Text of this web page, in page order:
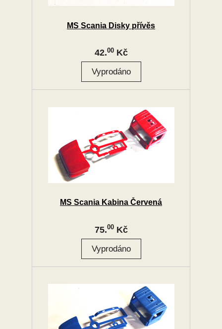
MS Scania Disky přívěs
42.00Kč
MS Scania Kabina Červená
75.00Kč